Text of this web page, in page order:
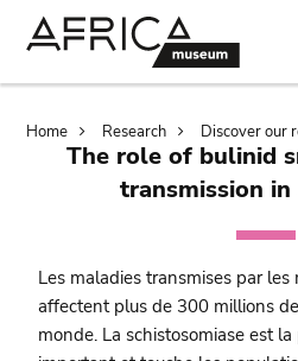
Breadcrumb
Home Research Discover our
The role of bulinid
transmission
Les maladies transmises par les
affectent plus de 300 millions
monde. La schistosomiase est